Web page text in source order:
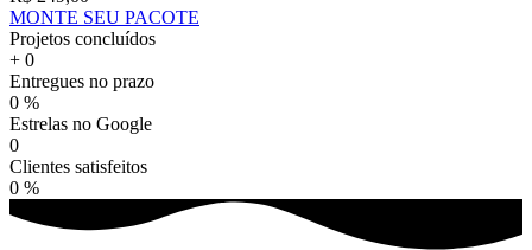
MONTE SEU PACOTE
Projetos concluídos
+ 0
Entregues no prazo
0 %
Estrelas no Google
0
Clientes satisfeitos
0 %